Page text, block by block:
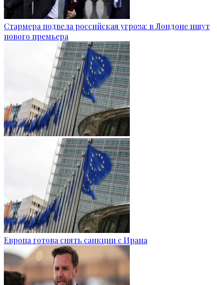
Стармера подвела российская угроза: в Лондоне ищут
нового премьера
Европа готова снять санкции с Ирана